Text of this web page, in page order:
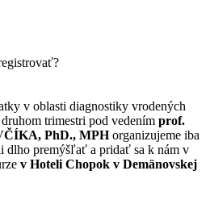
v oblasti diagnostiky vrodených
trimestri pod vedením prof.
PhD., MPHorganizujeme iba
dlho premýšľať a pridať sa k nám v
v Hoteli Chopok v Demänovskej